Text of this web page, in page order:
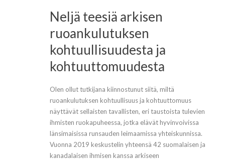
Neljä teesiä arkisen
ruoankulutuksen
kohtuullisuudesta ja
kohtuuttomuudesta
Olen ollut tutkijana kiinnostunut siitä, miltä
ruoankulutuksen kohtuullisuus ja kohtuuttomuus
näyttävät sellaisten tavallisten, eri taustoista tulevien
ihmisten ruokapuheessa, jotka elävät hyvinvoivissa
länsimaisissa runsauden leimaamissa yhteiskunnissa.
Vuonna 2019 keskustelin yhteensä 42 suomalaisen ja
kanadalaisen ihmisen kanssa arkiseen